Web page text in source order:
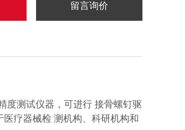
留言询价
度测试仪器，可进行 接骨螺钉驱
疗器械检 测机构、科研机构和